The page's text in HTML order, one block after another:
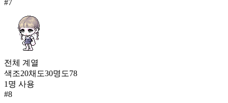
#7
전체 계열
색조20채도30명도78
1 명 사용
#8